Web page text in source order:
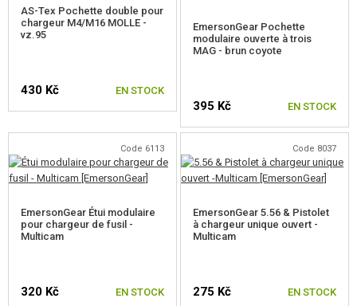
ÉQUIPEMENT POUR ENFANTS
SACS A DOS
PROTECTEURS
PLATEFORMES MOLLE
AS-Tex Pochette double pour
chargeur M4/M16 MOLLE -
vz.95
430 Kč EN STOCK
EmersonGear Pochette
modulaire ouverte à trois
MAG - brun coyote
395 Kč EN STOCK
Code 6113
EmersonGear Étui modulaire
pour chargeur de fusil -
Multicam
320 Kč EN STOCK
Code 8037
EmersonGear 5.56 & Pistolet
à chargeur unique ouvert -
Multicam
275 Kč EN STOCK